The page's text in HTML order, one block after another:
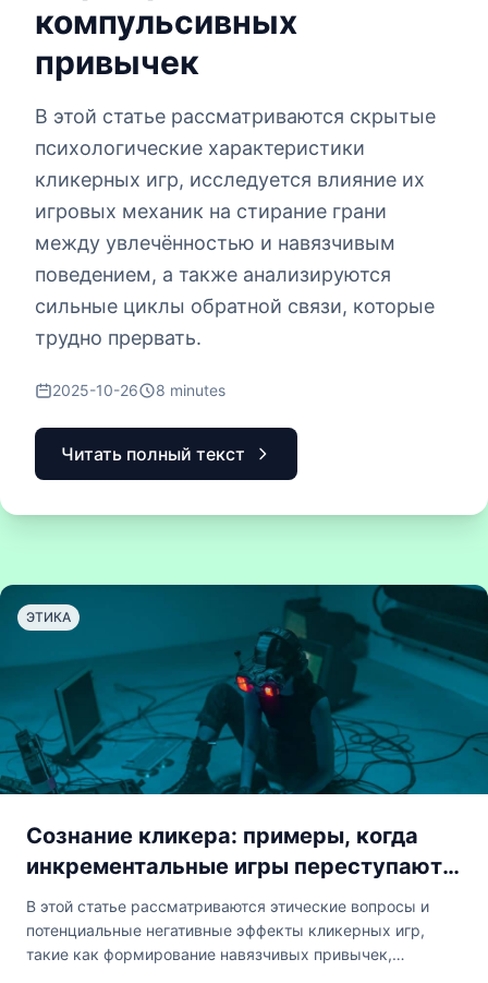
компульсивных
привычек
В этой статье рассматриваются скрытые
психологические характеристики
кликерных игр, исследуется влияние их
игровых механик на стирание грани
между увлечённостью и навязчивым
поведением, а также анализируются
сильные циклы обратной связи, которые
трудно прервать.
2025-10-26 8 minutes
Читать полный текст
ЭТИКА
Сознание кликера: примеры, когда
инкрементальные игры переступают
границы этики
В этой статье рассматриваются этические вопросы и
потенциальные негативные эффекты кликерных игр,
такие как формирование навязчивых привычек,